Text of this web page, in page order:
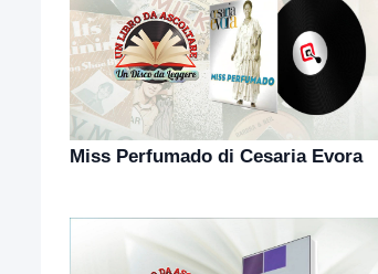
Miss Perfumado di Cesaria Evora